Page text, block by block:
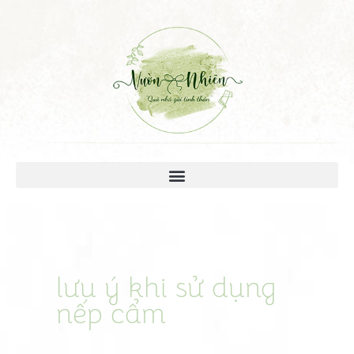
lưu ý khi sử dụng
nếp cẩm